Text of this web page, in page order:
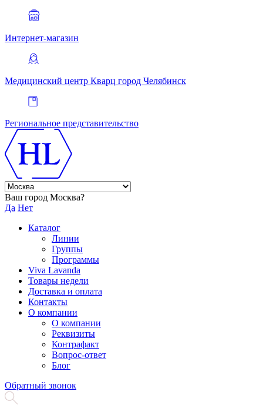
Интернет-магазин
Медицинский центр Кварц город Челябинск
Региональное представительство
Ваш город Москва?
Да Нет
Каталог
Линии
Группы
Программы
Viva Lavanda
Товары недели
Доставка и оплата
Контакты
О компании
О компании
Реквизиты
Контрафакт
Вопрос-ответ
Блог
Обратный звонок